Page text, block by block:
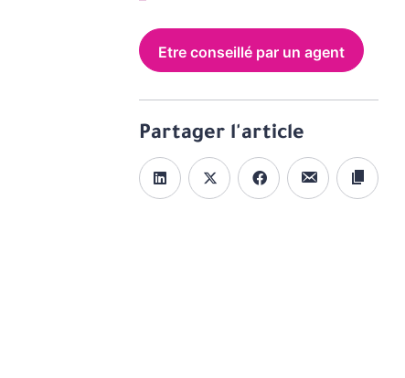
Etre conseillé par un agent
Partager l'article